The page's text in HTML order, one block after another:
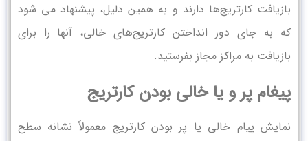
بازیافت کارتریج‌ها دارند و به همین دلیل، پیشنهاد می شود
که به جای دور انداختن کارتریج‌های خالی، آنها را برای
بازیافت به مراکز مجاز بفرستید.
پیغام پر و یا خالی بودن کارتریج
نمایش پیام خالی یا پر بودن کارتریج معمولاً نشانه سطح